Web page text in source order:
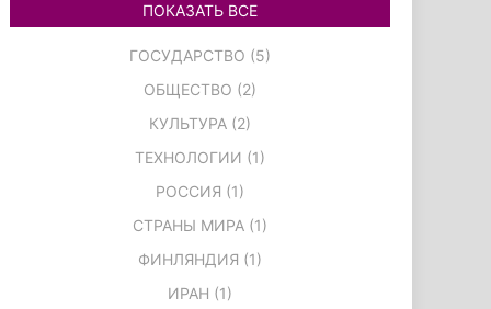
ПОКАЗАТЬ ВСЕ
ГОСУДАРСТВО (5)
ОБЩЕСТВО (2)
КУЛЬТУРА (2)
ТЕХНОЛОГИИ (1)
РОССИЯ (1)
СТРАНЫ МИРА (1)
ФИНЛЯНДИЯ (1)
ИРАН (1)